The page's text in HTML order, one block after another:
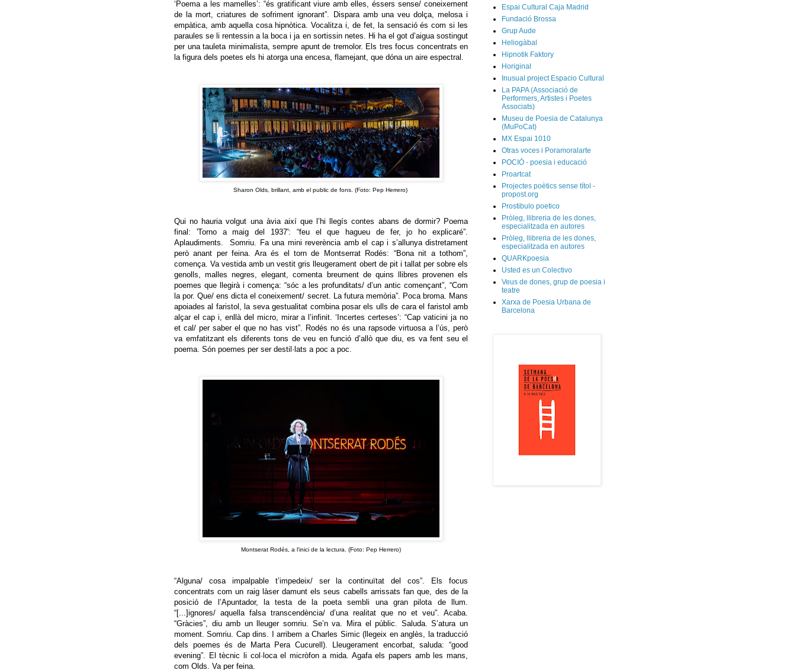
‘Poema a les mamelles’: “és gratificant viure amb elles, éssers sense/ coneixement
de la mort, criatures de sofriment ignorant”. Dispara amb una veu dolça, melosa i
empàtica, amb aquella cosa hipnòtica. Vocalitza i, de fet, la sensació és com si les
paraules se li rentessin a la boca i ja en sortissin netes. Hi ha el got d’aigua sostingut
per una tauleta minimalista, sempre apunt de tremolor. Els tres focus concentrats en
la figura dels poetes els hi atorga una encesa, flamejant, que dóna un aire espectral.
Sharon Olds, brillant, amb el public de fons. (Foto: Pep Herrero)
Qui no hauria volgut una àvia així que l’hi llegís contes abans de dormir? Poema
final: 'Torno a maig del 1937': “feu el que hagueu de fer, jo ho explicaré”.
Aplaudiments. Somriu. Fa una mini reverència amb el cap i s’allunya distretament
però anant per feina. Ara és el torn de Montserrat Rodés: “Bona nit a tothom”,
comença. Va vestida amb un vestit gris lleugerament obert de pit i tallat per sobre els
genolls, malles negres, elegant, comenta breument de quins llibres provenen els
poemes que llegirà i comença: “sóc a les profunditats/ d’un antic començant”, “Com
la por. Que/ ens dicta el coneixement/ secret. La futura memòria”. Poca broma. Mans
apoiades al faristol, la seva gestualitat combina posar els ulls de cara el faristol amb
alçar el cap i, enllà del micro, mirar a l’infinit. ‘Incertes certeses’: “Cap vaticini ja no
et cal/ per saber el que no has vist”. Rodés no és una rapsode virtuosa a l’ús, però
va emfatitzant els diferents tons de veu en funció d’allò que diu, es va fent seu el
poema. Són poemes per ser destil·lats a poc a poc.
Montserat Rodés, a l'inici de la lectura. (Foto: Pep Herrero)
“Alguna/ cosa impalpable t’impedeix/ ser la continuïtat del cos”. Els focus
concentrats com un raig làser damunt els seus cabells arrissats fan que, des de la
posició de l’Apuntador, la testa de la poeta sembli una gran pilota de llum.
“[...]ignores/ aquella falsa transcendència/ d’una realitat que no et veu”. Acaba.
“Gràcies”, diu amb un lleuger somriu. Se’n va. Mira el públic. Saluda. S’atura un
moment. Somriu. Cap dins. I arribem a Charles Simic (llegeix en anglès, la traducció
dels poemes és de Marta Pera Cucurell). Lleugerament encorbat, saluda: “good
evening”. El tècnic li col·loca el micròfon a mida. Agafa els papers amb les mans,
com Olds. Va per feina.
Espai Cultural Caja Madrid
Fundació Brossa
Grup Aude
Heliogàbal
Hipnotik Faktory
Horiginal
Inusual project Espacio Cultural
La PAPA (Associació de
Performers, Artistes i Poetes
Associats)
Museu de Poesia de Catalunya
(MuPoCat)
MX Espai 1010
Otras voces i Poramoralarte
POCIÓ - poesia i educació
Proartcat
Projectes poètics sense títol -
propost.org
Prostibulo poetico
Pròleg, llibreria de les dones,
especialitzada en autores
Pròleg, llibreria de les dones,
especialitzada en autores
QUARKpoesia
Usted es un Colectivo
Veus de dones, grup de poesia i
teatre
Xarxa de Poesia Urbana de
Barcelona